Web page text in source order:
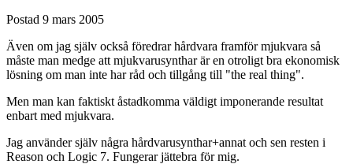
Postad 9 mars 2005
Även om jag själv också föredrar hårdvara framför mjukvara så
måste man medge att mjukvarusynthar är en otroligt bra ekonomisk
lösning om man inte har råd och tillgång till "the real thing".
Men man kan faktiskt åstadkomma väldigt imponerande resultat
enbart med mjukvara.
Jag använder själv några hårdvarusynthar+annat och sen resten i
Reason och Logic 7. Fungerar jättebra för mig.